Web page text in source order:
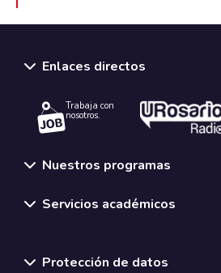
Enlaces directos
Trabaja con
nosotros.
Nuestros programas
Servicios académicos
Protección de datos